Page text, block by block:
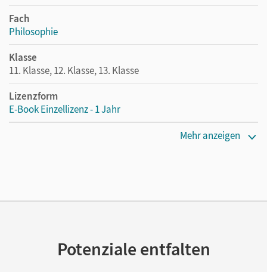
Fach
Philosophie
Klasse
11. Klasse, 12. Klasse, 13. Klasse
Lizenzform
E-Book Einzellizenz - 1 Jahr
Privatpersonen, die nur mit dem E-Book arbeiten.
Mehr anzeigen
Potenziale entfalten